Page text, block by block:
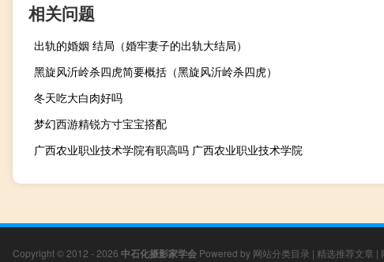
相关问题
出轨的婚姻 结局（婚牢妻子的出轨大结局）
黑旋风沂岭杀四虎简要概括（黑旋风沂岭杀四虎）
冬天吃大白肉好吗
梦幻西游精锐方寸宝宝搭配
广西农业职业技术学院有职高吗 广西农业职业技术学院
Copyright © 2012 - 2026 中石化摄影家学会 Powered by 网站分类目录 | 精选推荐文章 |